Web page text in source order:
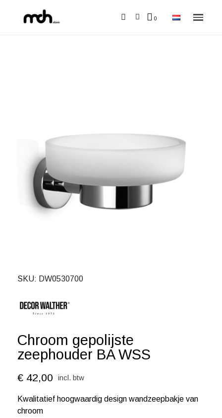
SKU DW0530700
Chroom gepolijste
zeephouder BA WSS
€ 42,00 incl. btw
Kwalitatief hoogwaardig design wandzeepbakje van
chroom